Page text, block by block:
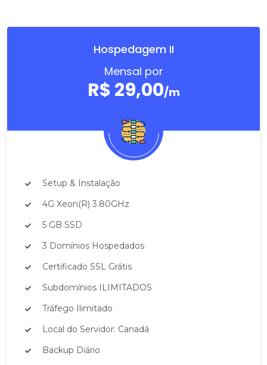
Hospedagem II
Mensal por
R$ 29,00/m
Setup & Instalação
4G Xeon(R) 3.80GHz
5 GB SSD
3 Domínios Hospedados
Certificado SSL Grátis
Subdomínios ILIMITADOS
Tráfego Ilimitado
Local do Servidor: Canadá
Backup Diário